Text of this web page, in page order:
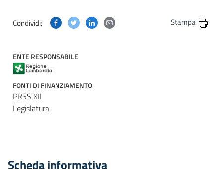
Condividi: Condividi questa pagina su Facebook
Condividi questa pagina su Twitter
Condividi questa pagina su Linkedin
Condividi questa pagina via
Stampa
ENTE RESPONSABILE
FONTI DI FINANZIAMENTO
PRSS XII
Legislatura
Scheda informativa